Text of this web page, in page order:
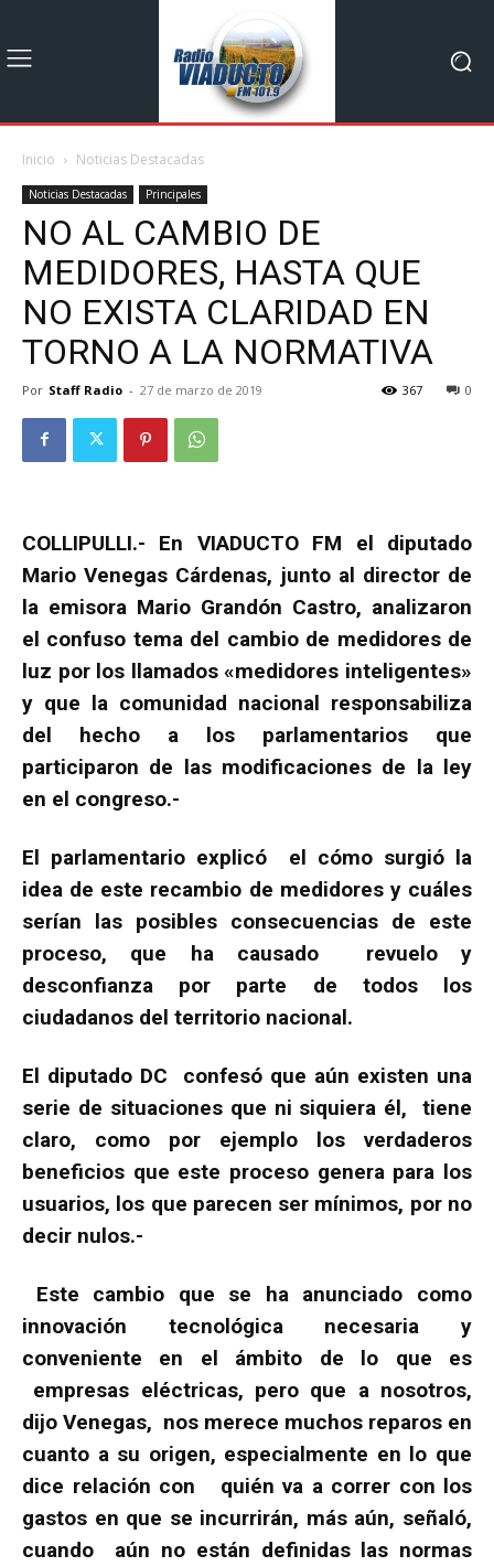
Inicio Noticias Destacadas
Noticias Destacadas Principales
NO AL CAMBIO DE
MEDIDORES, HASTA QUE
NO EXISTA CLARIDAD EN
TORNO A LA NORMATIVA
Por Staff Radio - 27 de marzo de 2019 0
367
COLLIPULLI.- En VIADUCTO FM el diputado
Mario Venegas Cárdenas, junto al director de
la emisora Mario Grandón Castro, analizaron
el confuso tema del cambio de medidores de
luz por los llamados «medidores inteligentes»
y que la comunidad nacional responsabiliza
del hecho a los parlamentarios que
participaron de las modificaciones de la ley
en el congreso.-
El parlamentario explicó el cómo surgió la
idea de este recambio de medidores y cuáles
serían las posibles consecuencias de este
proceso, que ha causado revuelo y
desconfianza por parte de todos los
ciudadanos del territorio nacional.
El diputado DC confesó que aún existen una
serie de situaciones que ni siquiera él, tiene
claro, como por ejemplo los verdaderos
beneficios que este proceso genera para los
usuarios, los que parecen ser mínimos, por no
decir nulos.-
Este cambio que se ha anunciado como
innovación tecnológica necesaria y
conveniente en el ámbito de lo que es
empresas eléctricas, pero que a nosotros,
dijo Venegas, nos merece muchos reparos en
cuanto a su origen, especialmente en lo que
dice relación con quién va a correr con los
gastos en que se incurrirán, más aún, señaló,
cuando aún no están definidas las normas